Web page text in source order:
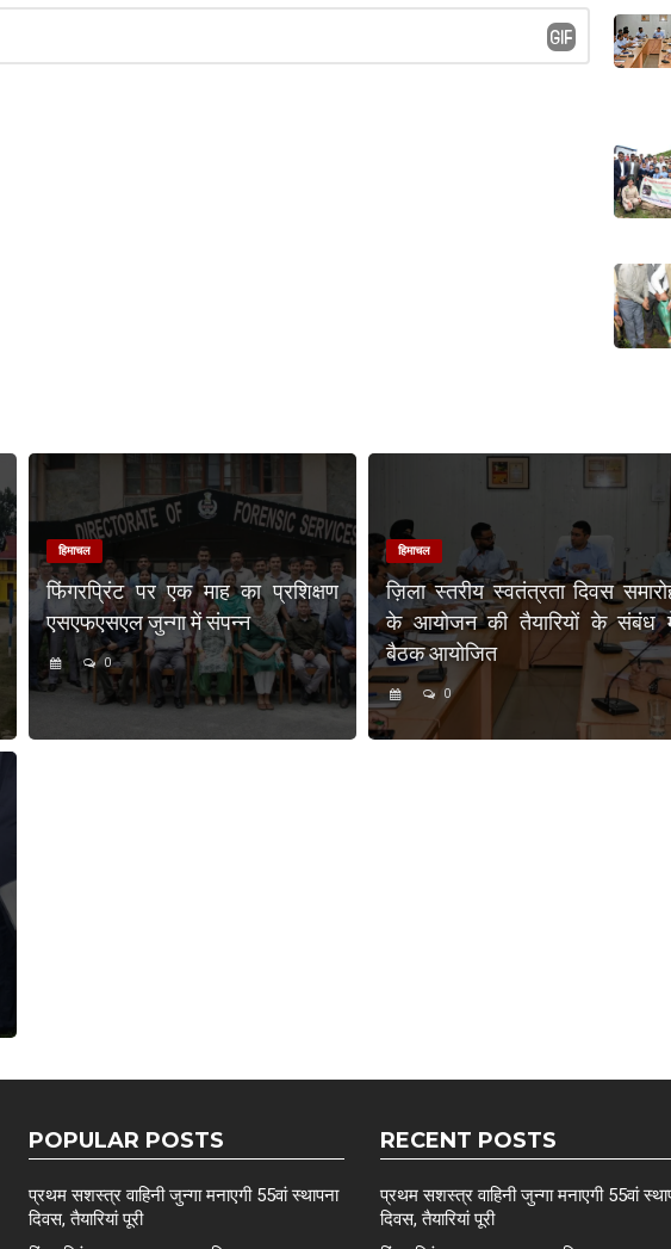
हिमाचल
फिंगरप्रिंट पर एक माह का प्रशिक्षण
एसएफएसएल जुन्गा में संपन्न
0
हिमाचल
ज़िला स्तरीय स्वतंत्रता दिवस
के आयोजन की तैयारियों के संबंध
बैठक आयोजित
0
POPULAR POSTS
प्रथम सशस्त्र वाहिनी जुन्गा मनाएगी 55वां स्थापना
दिवस, तैयारियां पूरी
RECENT POSTS
प्रथम सशस्त्र वाहिनी जुन्गा मनाएगी 55वां
दिवस, तैयारियां पूरी